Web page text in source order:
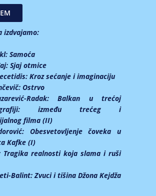
izdvajamo:
Samoća
Sjaj otmice
Kroz sećanje i imaginaciju
Ostrvo
Radak: Balkan u trećoj
između trećeg i
filma (II)
Obesvetovljenje čoveka u
Kafke (I)
Tragika realnosti koja slama i ruši
Balint:Zvuci i tišina Džona Kejdža